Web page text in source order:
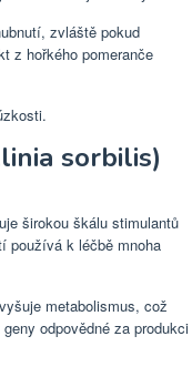
zvláště pokud
z hořkého pomeranče
sorbilis)
širokou škálu stimulantů
používá k léčbě mnoha
metabolismus, což
odpovědné za produkci